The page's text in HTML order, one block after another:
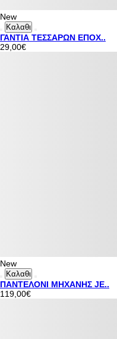
New
Καλαθι
ΓΑΝΤΙΑ ΤΕΣΣΑΡΩΝ ΕΠΟΧ..
29,00€
New
Καλαθι
ΠΑΝΤΕΛΟΝΙ ΜΗΧΑΝΗΣ JE..
119,00€